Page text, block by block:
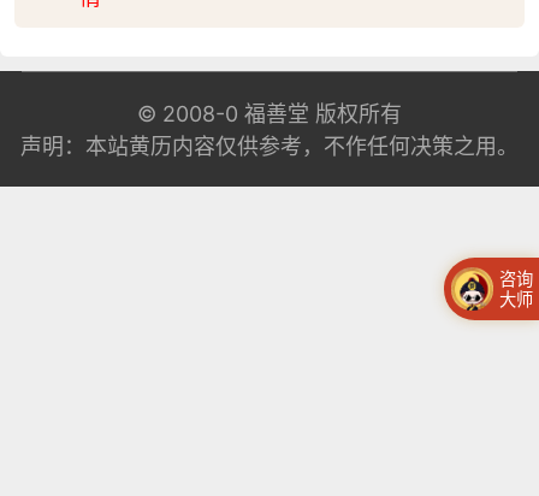
© 2008-0 福善堂 版权所有
声明：本站黄历内容仅供参考，不作任何决策之用。
咨询
大师